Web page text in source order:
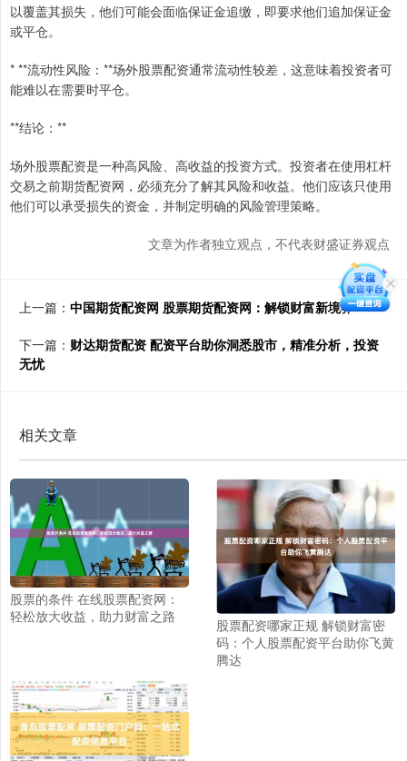
以覆盖其损失，他们可能会面临保证金追缴，即要求他们追加保证金
或平仓。
* **流动性风险：**场外股票配资通常流动性较差，这意味着投资者可
能难以在需要时平仓。
**结论：**
场外股票配资是一种高风险、高收益的投资方式。投资者在使用杠杆
交易之前期货配资网，必须充分了解其风险和收益。他们应该只使用
他们可以承受损失的资金，并制定明确的风险管理策略。
文章为作者独立观点，不代表财盛证券观点
上一篇： 中国期货配资网 股票期货配资网：解锁财富新境界
下一篇： 财达期货配资 配资平台助你洞悉股市，精准分析，投资
无忧
相关文章
股票的条件 在线股票配资网：
轻松放大收益，助力财富之路
股票配资哪家正规 解锁财富密
码：个人股票配资平台助你飞黄
腾达